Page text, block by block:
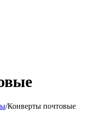
/Конверты почтовые